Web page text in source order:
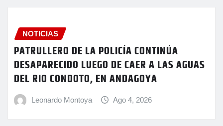
NOTICIAS
PATRULLERO DE LA POLICÍA CONTINÚA
DESAPARECIDO LUEGO DE CAER A LAS AGUAS
DEL RIO CONDOTO, EN ANDAGOYA
Leonardo Montoya Ago 4, 2026